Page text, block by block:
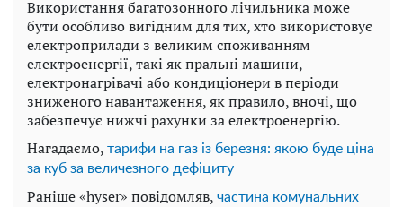
Використання багатозонного лічильника може
бути особливо вигідним для тих, хто використовує
електроприлади з великим споживанням
електроенергії, такі як пральні машини,
електронагрівачі або кондиціонери в періоди
зниженого навантаження, як правило, вночі, що
забезпечує нижчі рахунки за електроенергію.
Нагадаємо, тарифи на газ із березня: якою буде ціна
за куб за величезного дефіциту
Раніше «hyser» повідомляв, частина комунальних